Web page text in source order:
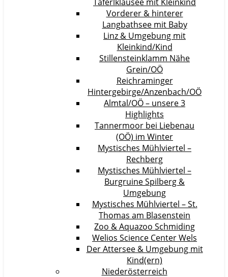
Vorderer & hinterer
Langbathsee mit Baby
Linz & Umgebung mit
Kleinkind/Kind
Stillensteinklamm Nähe
Grein/OÖ
Reichraminger
Hintergebirge/Anzenbach/OÖ
Almtal/OÖ – unsere 3
Highlights
Tannermoor bei Liebenau
(OÖ) im Winter
Mystisches Mühlviertel –
Rechberg
Mystisches Mühlviertel –
Burgruine Spilberg &
Umgebung
Mystisches Mühlviertel – St.
Thomas am Blasenstein
Zoo & Aquazoo Schmiding
Welios Science Center Wels
Der Attersee & Umgebung mit
Kind(ern)
Niederösterreich